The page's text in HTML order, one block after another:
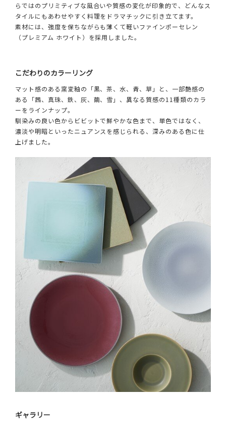
らではのプリミティブな風合いや質感の変化が印象的で、どんなス
タイルにもあわせやすく料理をドラマチックに引き立てます。
素材には、強度を保ちながらも薄くて軽いファインポーセレン
（プレミアム ホワイト）を採用しました。
こだわりのカラーリング
マット感のある窯変釉の「黒、茶、水、青、草」と、一部艶感の
ある「茜、真珠、鉄、灰、繭、雪」、異なる質感の11種類のカラ
ーをラインナップ。
馴染みの良い色からビビットで鮮やかな色まで、単色ではなく、
濃淡や明暗といったニュアンスを感じられる、深みのある色に仕
上げました。
ギャラリー